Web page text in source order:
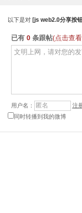
以下是对 [js web2.0分享按
已有 0条跟帖(点击查
用户名： 注
同时转播到我的微博